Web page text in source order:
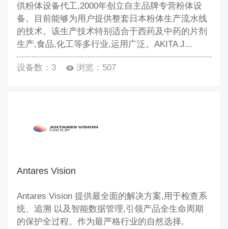
供粉体设备代工,2000年创立自主品牌专营粉体设
备。目前能够为用户提供整套日本粉体生产流水线
的技术。该生产技术特别适合于西药及中药的片剂
生产,食品,化工等多行业,运用广泛。AKITA J...
设备数：3 浏览：507
Antares Vision
Antares Vision 提供最全面的解决方案,用于检查系
统、追溯 以及智能数据管理,引领产品全生命周期
的保护全过程。作为最严格行业的自然选择,